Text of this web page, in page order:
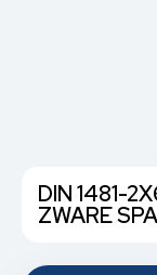
DIN 1481-
ZWARE